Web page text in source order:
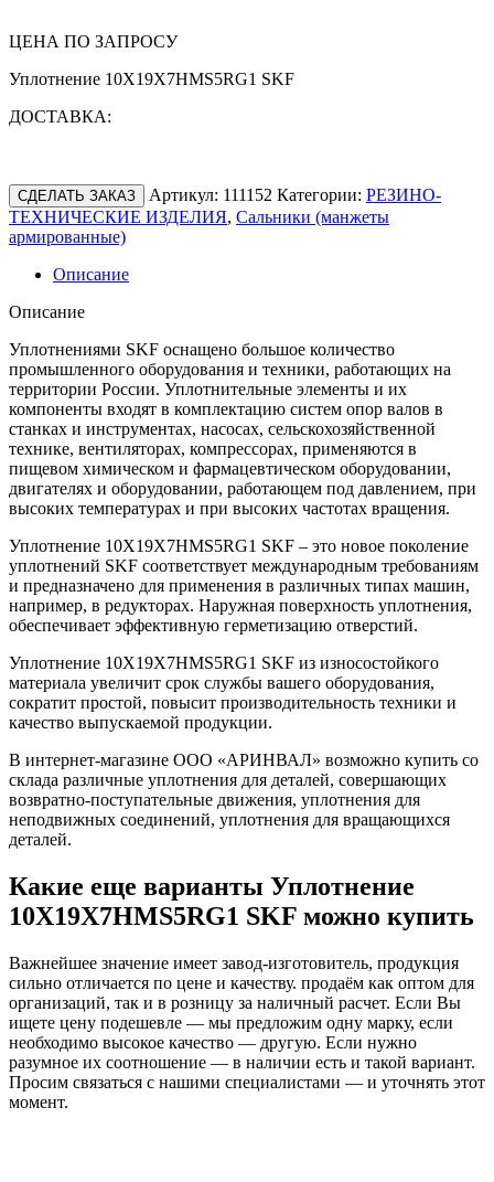
ЦЕНА ПО ЗАПРОСУ
Уплотнение 10X19X7HMS5RG1 SKF
ДОСТАВКА:
СДЕЛАТЬ ЗАКАЗ Артикул: 111152 Категории: РЕЗИНО-
ТЕХНИЧЕСКИЕ ИЗДЕЛИЯ, Сальники (манжеты
армированные)
Описание
Описание
Уплотнениями SKF оснащено большое количество
промышленного оборудования и техники, работающих на
территории России. Уплотнительные элементы и их
компоненты входят в комплектацию систем опор валов в
станках и инструментах, насосах, сельскохозяйственной
технике, вентиляторах, компрессорах, применяются в
пищевом химическом и фармацевтическом оборудовании,
двигателях и оборудовании, работающем под давлением, при
высоких температурах и при высоких частотах вращения.
Уплотнение 10X19X7HMS5RG1 SKF – это новое поколение
уплотнений SKF соответствует международным требованиям
и предназначено для применения в различных типах машин,
например, в редукторах. Наружная поверхность уплотнения,
обеспечивает эффективную герметизацию отверстий.
Уплотнение 10X19X7HMS5RG1 SKF из износостойкого
материала увеличит срок службы вашего оборудования,
сократит простой, повысит производительность техники и
качество выпускаемой продукции.
В интернет-магазине ООО «АРИНВАЛ» возможно купить со
склада различные уплотнения для деталей, совершающих
возвратно-поступательные движения, уплотнения для
неподвижных соединений, уплотнения для вращающихся
деталей.
Какие еще варианты Уплотнение
10X19X7HMS5RG1 SKF можно купить
Важнейшее значение имеет завод-изготовитель, продукция
сильно отличается по цене и качеству. продаём как оптом для
организаций, так и в розницу за наличный расчет. Если Вы
ищете цену подешевле — мы предложим одну марку, если
необходимо высокое качество — другую. Если нужно
разумное их соотношение — в наличии есть и такой вариант.
Просим связаться с нашими специалистами — и уточнять этот
момент.